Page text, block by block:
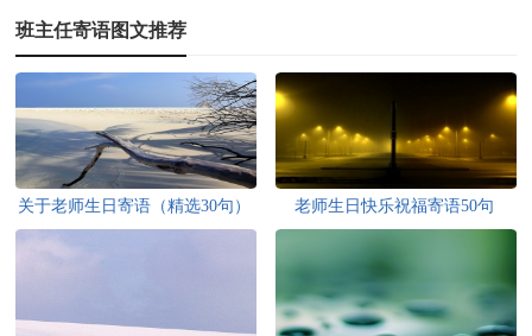
班主任寄语图文推荐
关于老师生日寄语（精选30句） 老师生日快乐祝福寄语50句